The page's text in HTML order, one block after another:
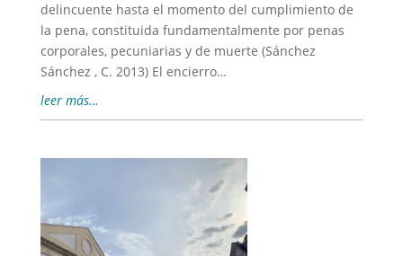
delincuente hasta el momento del cumplimiento de
la pena, constituida fundamentalmente por penas
corporales, pecuniarias y de muerte (Sánchez
Sánchez , C. 2013) El encierro…
leer más…